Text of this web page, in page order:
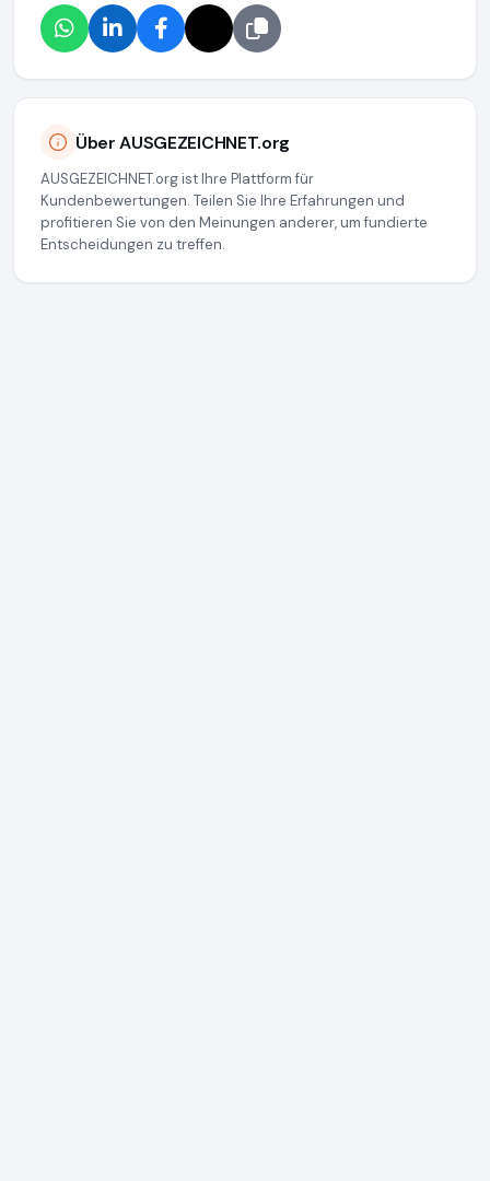
Über AUSGEZEICHNET.org
AUSGEZEICHNET.org ist Ihre Plattform für
Kundenbewertungen. Teilen Sie Ihre Erfahrungen und
profitieren Sie von den Meinungen anderer, um fundierte
Entscheidungen zu treffen.